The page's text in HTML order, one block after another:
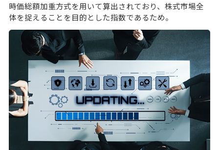
時価総額加重方式を用いて算出されており、株式市場全
体を捉えることを目的とした指数であるため。